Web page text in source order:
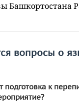
Башкортостана
вопросы о
подготовка к